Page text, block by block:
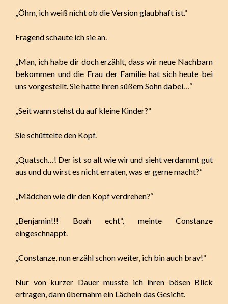
„Öhm, ich weiß nicht ob die Version glaubhaft ist.“
Fragend schaute ich sie an.
„Man, ich habe dir doch erzählt, dass wir neue Nachbarn
bekommen und die Frau der Familie hat sich heute bei
uns vorgestellt. Sie hatte ihren süßem Sohn dabei…“
„Seit wann stehst du auf kleine Kinder?“
Sie schüttelte den Kopf.
„Quatsch…! Der ist so alt wie wir und sieht verdammt gut
aus und du wirst es nicht erraten, was er gerne macht?“
„Mädchen wie dir den Kopf verdrehen?“
„Benjamin!!! Boah echt“, meinte Constanze
eingeschnappt.
„Constanze, nun erzähl schon weiter, ich bin auch brav!“
Nur von kurzer Dauer musste ich ihren bösen Blick
ertragen, dann übernahm ein Lächeln das Gesicht.